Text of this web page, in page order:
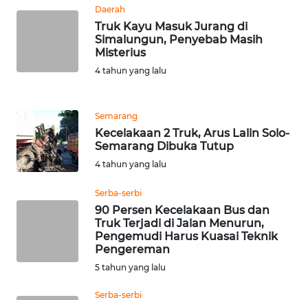
Daerah
Truk Kayu Masuk Jurang di
Simalungun, Penyebab Masih
Misterius
4 tahun yang lalu
Semarang
Kecelakaan 2 Truk, Arus Lalin Solo-
Semarang Dibuka Tutup
4 tahun yang lalu
Serba-serbi
90 Persen Kecelakaan Bus dan
Truk Terjadi di Jalan Menurun,
Pengemudi Harus Kuasai Teknik
Pengereman
5 tahun yang lalu
Serba-serbi
WN
SERAMBI
SULTRA
WN